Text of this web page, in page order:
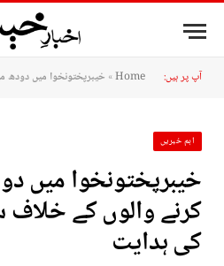
آپ پر ہیں: Home
» خیبرپختونخوا میں دودھ میں
اہم خبریں
خیبرپختونخوا میں
کرنے والوں کے
کی ہدایت